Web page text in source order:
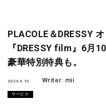
PLACOLE＆DRESSY
『DRESSY film』6月
豪華特別特典も。
2023.6.10 Writer: mii
サービス